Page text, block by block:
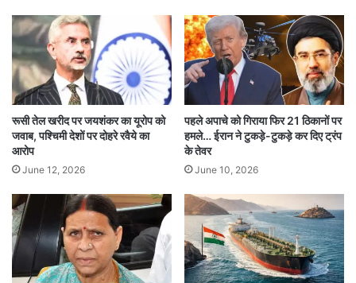
सुरक्षाबलों ने बताया कि नक्सलियों के शव जंगल में पड़े हुए हैं
और इलाके में आईईडी लगाए होने का खतरा है, इसलिए रात
में सर्च ऑपरेशन नहीं चलाया जा सका। मुठभेड़ में बालकृष्ण
और उसके साथियों के मारे जाने को सुरक्षा एजेंसियों ने बड़ी
सफलता माना है, क्योंकि वह दो दशकों से अधिक समय से
1 crore prize Balkrishna killed
Central Committee Naxal death
रूसी तेल खरीद पर जयशंकर का यूरोप को
जवाब, पश्चिमी देशों पर दोहरे रवैये का
आरोप
June 12, 2026
पहले अपाचे को गिराया फिर 21 ठिकानों पर
हमले… ईरान ने टुकड़े-टुकड़े कर दिए ट्रंप
के तेवर
June 10, 2026